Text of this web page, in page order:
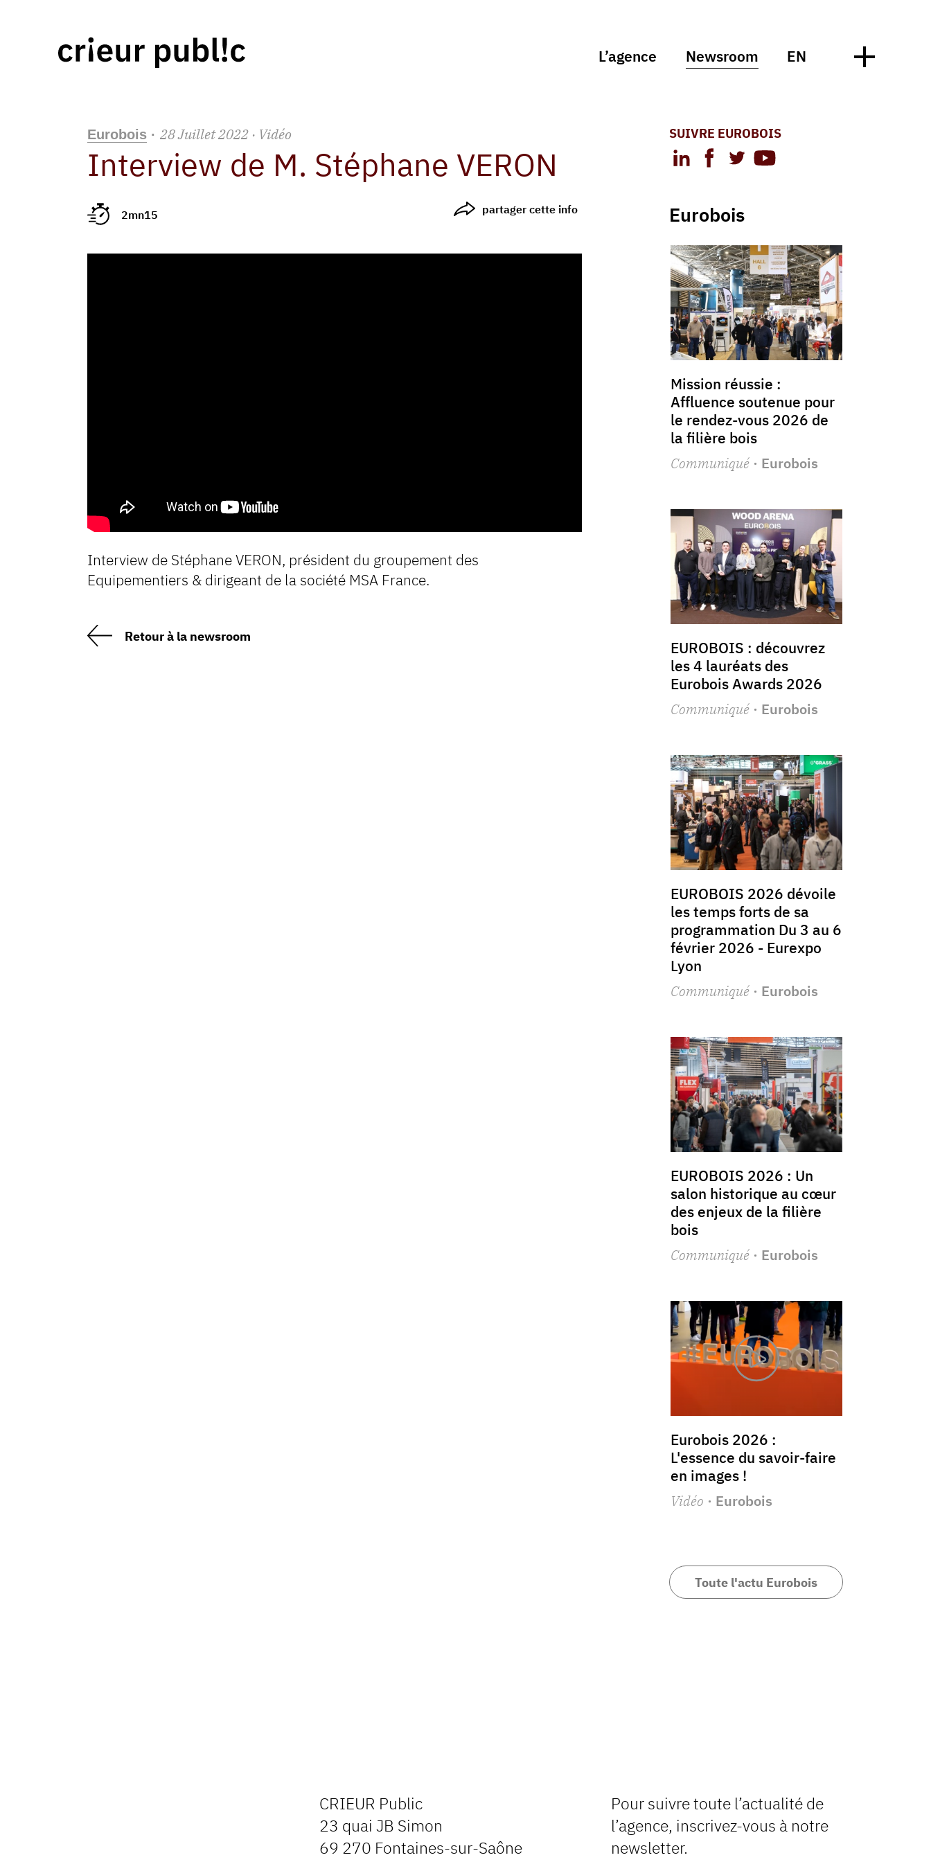
L’agence Newsroom EN
Eurobois · 28Juillet2022 · Vidéo
Interview de M. Stéphane VERON
2mn15 partager cette info
Interview de Stéphane VERON, président du groupement des
Equipementiers & dirigeant de la société MSA France.
Retour à la newsroom
SUIVRE EUROBOIS
Eurobois
Mission réussie :
Affluence soutenue pour
le rendez-vous 2026 de
la filière bois
Communiqué· Eurobois
EUROBOIS : découvrez
les 4 lauréats des
Eurobois Awards 2026
Communiqué· Eurobois
EUROBOIS 2026 dévoile
les temps forts de sa
programmation Du 3 au 6
février 2026 - Eurexpo
Lyon
Communiqué· Eurobois
EUROBOIS 2026 : Un
salon historique au cœur
des enjeux de la filière
bois
Communiqué· Eurobois
Eurobois 2026 :
L'essence du savoir-faire
en images !
Vidéo · Eurobois
Toute l'actu Eurobois
CRIEUR Public
23 quai JB Simon
69 270 Fontaines-sur-Saône
Pour suivre toute l’actualité de
l’agence, inscrivez-vous à notre
newsletter.